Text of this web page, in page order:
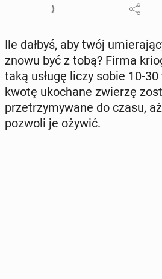
Ile dałbyś, aby twój
znowu być z tobą? Firma
taką usługę liczy sobie 10-
kwotę uko­cha­ne zwierzę
prze­trzy­my­wa­ne do czasu,
pozwoli je ożywić.